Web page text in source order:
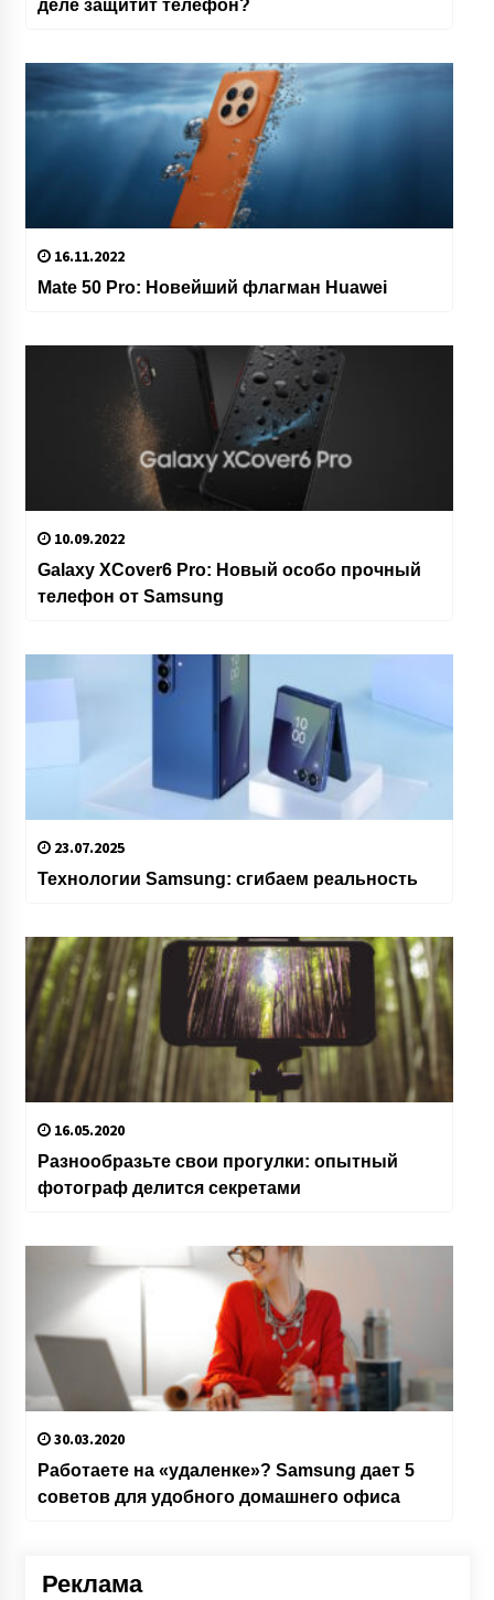
деле защитит телефон?
16.11.2022
Mate 50 Pro: Новейший флагман Huawei
10.09.2022
Galaxy XCover6 Pro: Новый особо прочный
телефон от Samsung
23.07.2025
Технологии Samsung: сгибаем реальность
16.05.2020
Разнообразьте свои прогулки: опытный
фотограф делится секретами
30.03.2020
Работаете на «удаленке»? Samsung дает 5
советов для удобного домашнего офиса
Реклама